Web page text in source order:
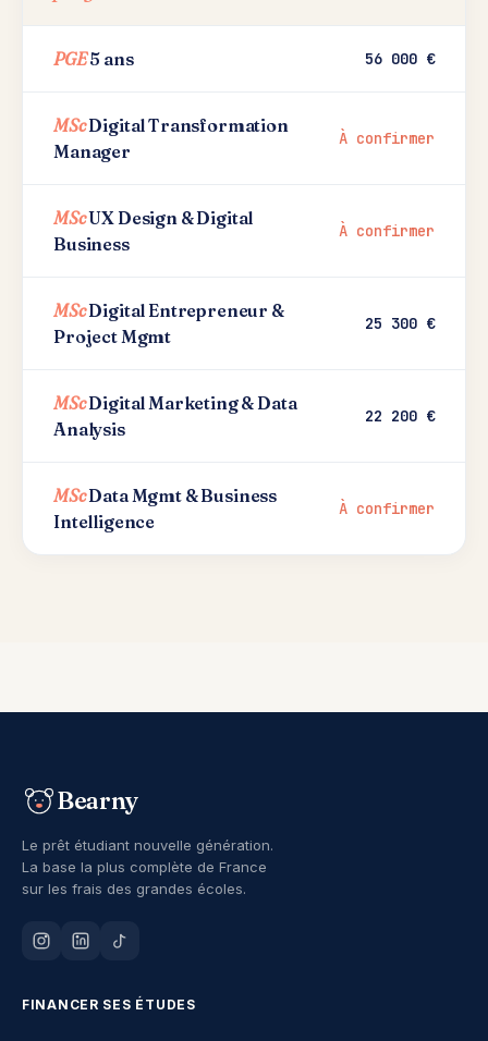
PGE5 ans 56 000 €
MScDigital Transformation
Manager
À confirmer
MScUX Design & Digital
Business
À confirmer
MScDigital Entrepreneur &
Project Mgmt
25 300 €
MScDigital Marketing & Data
Analysis
22 200 €
MScData Mgmt & Business
Intelligence
À confirmer
Bearny
Le prêt étudiant nouvelle génération.
La base la plus complète de France
sur les frais des grandes écoles.
FINANCER SES ÉTUDES